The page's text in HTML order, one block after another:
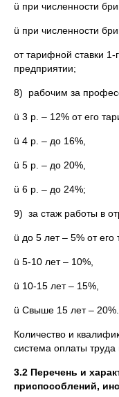
ü при численности
ü при численности
от тарифной ставки
предприятии;
8) рабочим за
ü 3 р. – 12% от его
ü 4 р. – до 16%,
ü 5 р. – до 20%,
ü 6 р. – до 24%;
9) за стаж работы в
ü до 5 лет – 5% от его
ü 5-10 лет – 10%,
ü 10-15 лет – 15%,
ü Свыше 15 лет – 20%.
Количество и
система оплаты
3.2 Перечень и
приспособлений,